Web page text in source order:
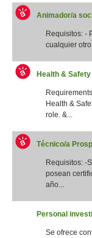
Animador/a
Requisitos: -
cualquier
Health &
Health &
role. &...
Técnico/a
Requisitos: -
posean
año...
Personal
Se ofrece